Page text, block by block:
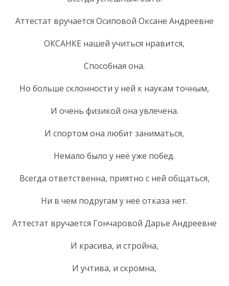
Аттестат вручается Осиповой Оксане Андреевне
ОКСАНКЕ нашей учиться нравится,
Способная она.
Но больше склонности у ней к наукам точным,
И очень физикой она увлечена.
И спортом она любит заниматься,
Немало было у неё уже побед.
Всегда ответственна, приятно с ней общаться,
Ни в чем подругам у неё отказа нет.
Аттестат вручается Гончаровой Дарье Андреевне
И красива, и стройна,
И учтива, и скромна,